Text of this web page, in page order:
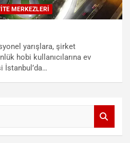
MERKEZLERI
yarışlara, şirket
hobi kullanıcılarına ev
İstanbul’da…